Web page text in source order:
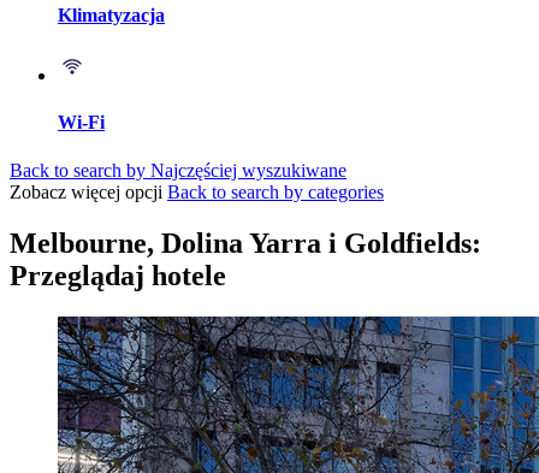
Klimatyzacja
Wi-Fi
Back to search by Najczęściej wyszukiwane
Zobacz więcej opcji Back to search by categories
Melbourne, Dolina Yarra i Goldfields:
Przeglądaj hotele